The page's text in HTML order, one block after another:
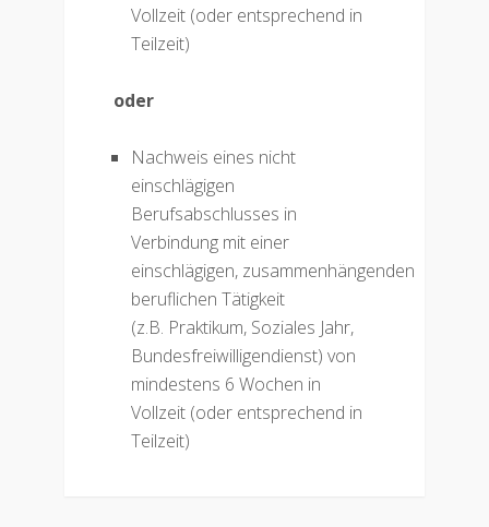
Vollzeit (oder entsprechend in
Teilzeit)
oder
Nachweis eines nicht
einschlägigen
Berufsabschlusses in
Verbindung mit einer
einschlägigen, zusammenhängenden
beruflichen Tätigkeit
(z.B. Praktikum, Soziales Jahr,
Bundesfreiwilligendienst) von
mindestens 6 Wochen in
Vollzeit (oder entsprechend in
Teilzeit)